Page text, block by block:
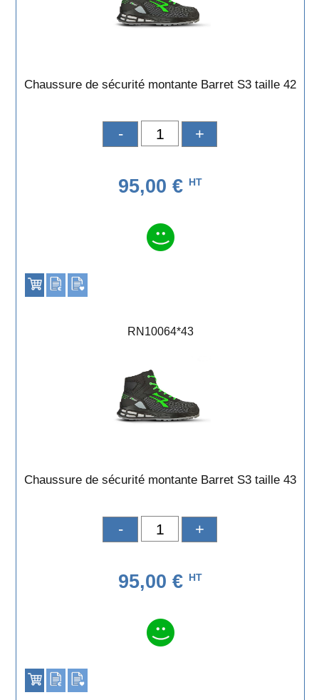
Chaussure de sécurité montante Barret S3 taille 42
- +
95,00 € HT
RN10064*43
Chaussure de sécurité montante Barret S3 taille 43
- +
95,00 € HT